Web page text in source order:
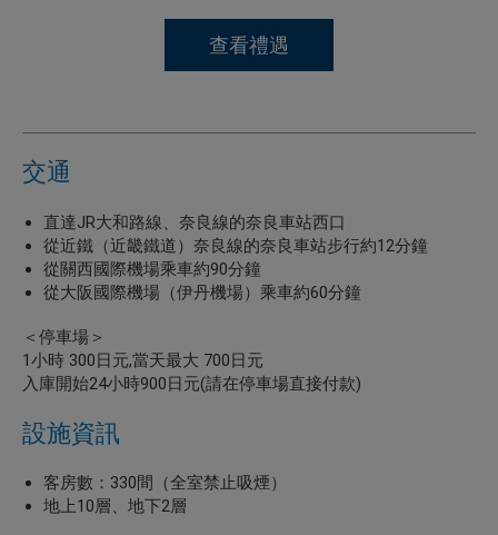
查看禮遇
交通
直達JR大和路線、奈良線的奈良車站西口
從近鐵（近畿鐵道）奈良線的奈良車站步行約12分鐘
從關西國際機場乘車約90分鐘
從大阪國際機場（伊丹機場）乘車約60分鐘
＜停車場＞
1小時 300日元,當天最大 700日元
入庫開始24小時900日元(請在停車場直接付款)
設施資訊
客房數：330間（全室禁止吸煙）
地上10層、地下2層